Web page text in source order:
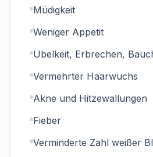
Müdigkeit
Weniger Appetit
Übelkeit, Erbrechen,
Vermehrter Haarwuchs
Akne und Hitzewallungen
Fieber
Verminderte Zahl weißer